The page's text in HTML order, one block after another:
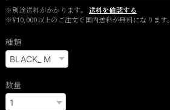
※別途送料がかかります。
送料を確認する
※¥10,000以上のご注文で国内送料が無料になります。
種類
数量